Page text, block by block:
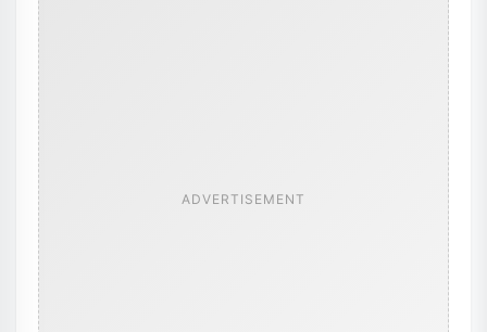
ADVERTISEMENT